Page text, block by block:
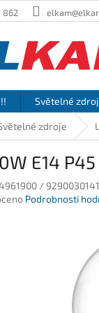
862
Světelné
zdroje
E14
/
Podrobnosti